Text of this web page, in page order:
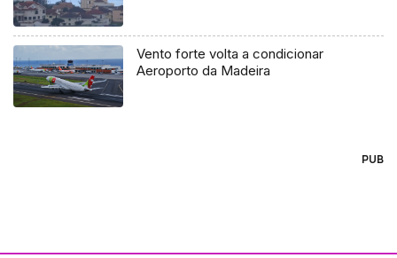
Vento forte volta a condicionar
Aeroporto da Madeira
PUB